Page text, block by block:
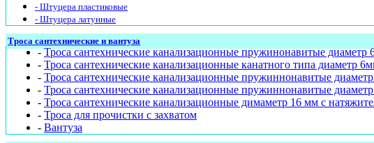
- Штуцера пластиковые
- Штуцера латунные
Троса сантехнические и вантуза
-Троса сантехнические канализационные пружинонавитые диаметр
- Троса сантехнические канализационные канатного типа диаметр
- Троса сантехнические канализационные пружиннонавитые
- Троса сантехнические канализационные пружиннонавитые
- Троса сантехнические канализационные димаметр 16 мм с
- Троса для прочистки с захватом
- Вантуза